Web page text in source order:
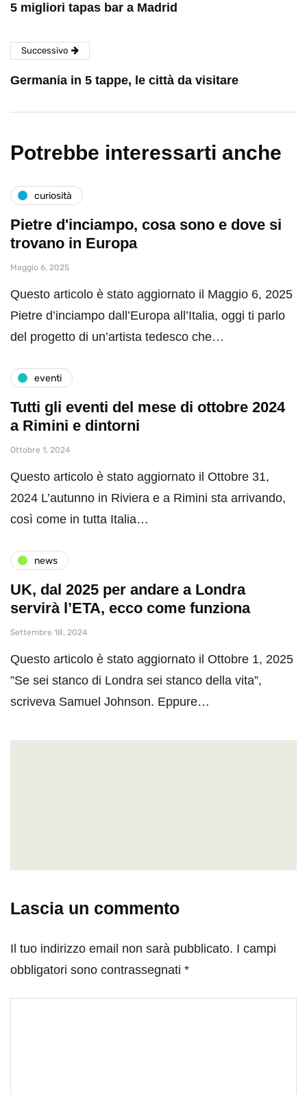
5 migliori tapas bar a Madrid
Successivo
Germania in 5 tappe, le città da visitare
Potrebbe interessarti anche
curiosità
Pietre d'inciampo, cosa sono e dove si
trovano in Europa
Maggio 6, 2025
Questo articolo è stato aggiornato il Maggio 6, 2025
Pietre d’inciampo dall’Europa all’Italia, oggi ti parlo
del progetto di un’artista tedesco che…
eventi
Tutti gli eventi del mese di ottobre 2024
a Rimini e dintorni
Ottobre 1, 2024
Questo articolo è stato aggiornato il Ottobre 31,
2024 L’autunno in Riviera e a Rimini sta arrivando,
così come in tutta Italia…
news
UK, dal 2025 per andare a Londra
servirà l’ETA, ecco come funziona
Settembre 18, 2024
Questo articolo è stato aggiornato il Ottobre 1, 2025
”Se sei stanco di Londra sei stanco della vita”,
scriveva Samuel Johnson. Eppure…
Lascia un commento
Il tuo indirizzo email non sarà pubblicato. I campi
obbligatori sono contrassegnati *